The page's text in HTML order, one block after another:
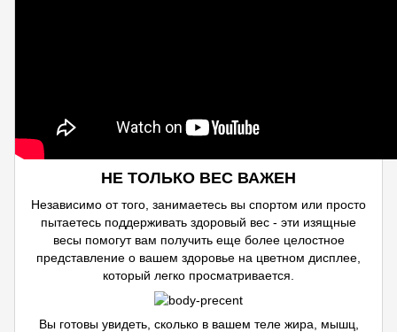
НЕ ТОЛЬКО ВЕС ВАЖЕН
Независимо от того, занимаетесь вы спортом или просто
пытаетесь поддерживать здоровый вес - эти изящные
весы помогут вам получить еще более целостное
представление о вашем здоровье на цветном дисплее,
который легко просматривается.
Вы готовы увидеть, сколько в вашем теле жира, мышц,